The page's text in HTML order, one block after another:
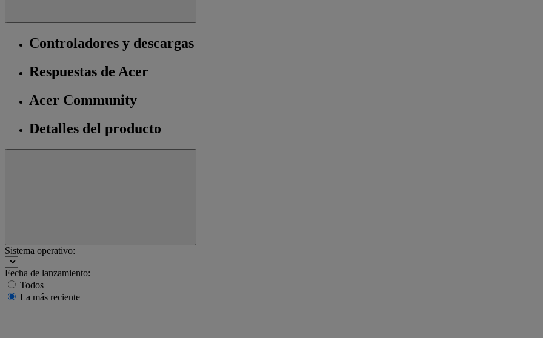
Controladores y descargas
Respuestas de Acer
Acer Community
Detalles del producto
Sistema operativo:
Fecha de lanzamiento:
Todos
La más reciente